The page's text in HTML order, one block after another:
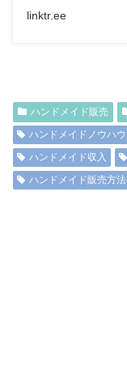
linktr.ee
ハンドメイド販売
ハンドメイドノウハウ
ハンドメイド収入
ハンドメイド販売方法